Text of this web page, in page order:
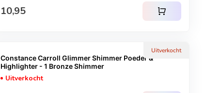
Normale prijs
10,95 shopping_cart
Uitverkocht
Constance Carroll Glimmer Shimmer Poeder &
Highlighter - 1 Bronze Shimmer
Uitverkocht